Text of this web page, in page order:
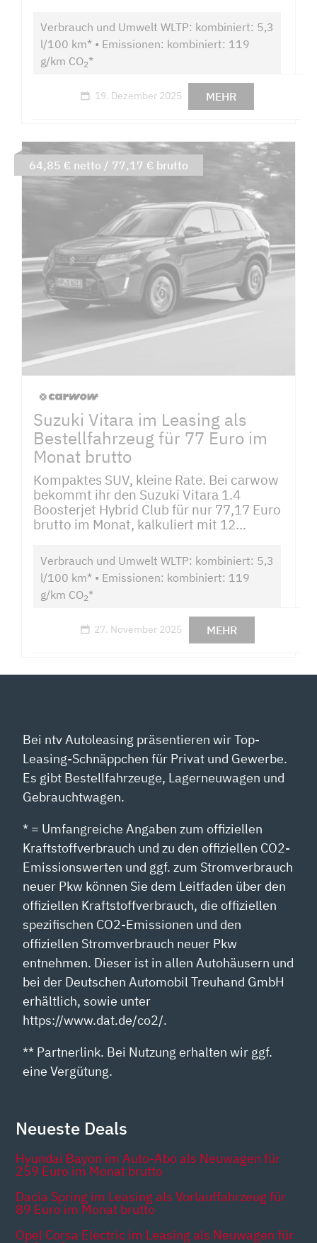
Verbrauch und Umwelt WLTP: kombiniert: 5,3
l/100 km* • Emissionen: kombiniert: 119
g/km CO2*
19. Dezember 2025 MEHR
Suzuki Vitara im Leasing als
Bestellfahrzeug für 77 Euro im
Monat brutto
Kompaktes SUV, kleine Rate. Bei carwow
bekommt ihr den Suzuki Vitara 1.4
Boosterjet Hybrid Club für nur 77,17 Euro
brutto im Monat, kalkuliert mit 12...
Verbrauch und Umwelt WLTP: kombiniert: 5,3
l/100 km* • Emissionen: kombiniert: 119
g/km CO2*
27. November 2025 MEHR
64,85 € netto / 77,17 € brutto
Bei ntv Autoleasing präsentieren wir Top-
Leasing-Schnäppchen für Privat und Gewerbe.
Es gibt Bestellfahrzeuge, Lagerneuwagen und
Gebrauchtwagen.
* = Umfangreiche Angaben zum offiziellen
Kraftstoffverbrauch und zu den offiziellen CO2-
Emissionswerten und ggf. zum Stromverbrauch
neuer Pkw können Sie dem Leitfaden über den
offiziellen Kraftstoffverbrauch, die offiziellen
spezifischen CO2-Emissionen und den
offiziellen Stromverbrauch neuer Pkw
entnehmen. Dieser ist in allen Autohäusern und
bei der Deutschen Automobil Treuhand GmbH
erhältlich, sowie unter
https://www.dat.de/co2/.
** Partnerlink. Bei Nutzung erhalten wir ggf.
eine Vergütung.
Neueste Deals
Hyundai Bayon im Auto-Abo als Neuwagen für
259 Euro im Monat brutto
Dacia Spring im Leasing als Vorlauffahrzeug für
89 Euro im Monat brutto
Opel Corsa Electric im Leasing als Neuwagen für